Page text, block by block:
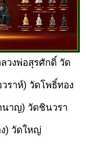
วงพ่อสุรศักดิ์ วัด
ราห์) วัดโพธิ์ทอง
นาญ) วัดชินวรา
) วัดใหญ่